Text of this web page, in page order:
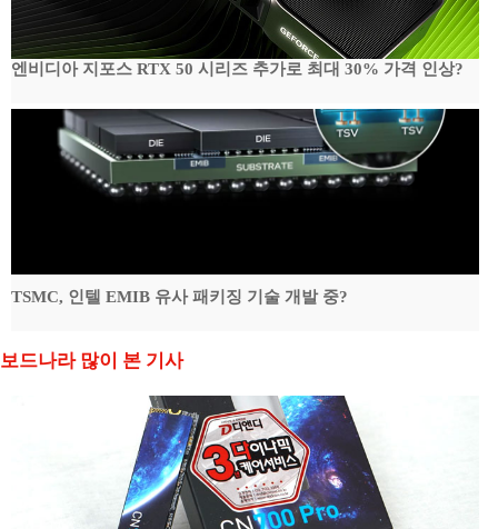
엔비디아 지포스 RTX 50 시리즈 추가로 최대 30% 가격 인상?
TSMC, 인텔 EMIB 유사 패키징 기술 개발 중?
보드나라 많이 본 기사